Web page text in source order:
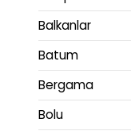
Balkanlar
Batum
Bergama
Bolu